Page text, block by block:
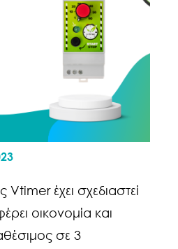
έχει σχεδιαστεί
οικονομία και
σε 3